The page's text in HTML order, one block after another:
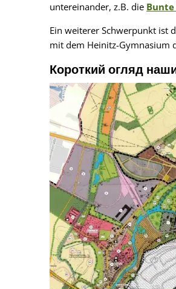
untereinander, z.B. die
Ein weiterer Schwerpunkt ist
mit dem Heinitz-Gymnasium
Короткий огляд